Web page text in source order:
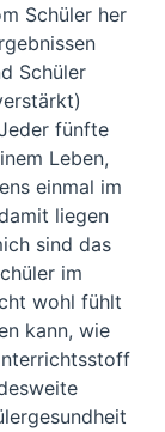
Schüler her
Schüler
fünfte
Leben,
einmal im
liegen
sind das
im
wohl fühlt
kann, wie